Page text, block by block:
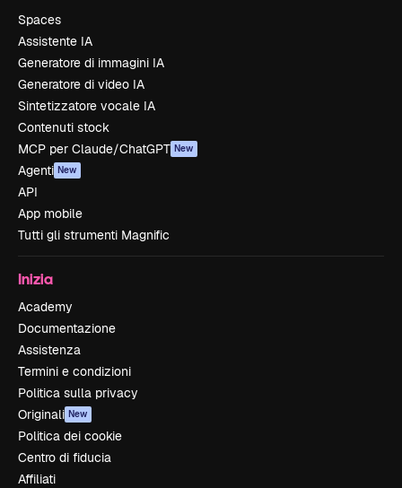
Spaces
Assistente IA
Generatore di immagini IA
Generatore di video IA
Sintetizzatore vocale IA
Contenuti stock
MCP per Claude/ChatGPT New
Agenti New
API
App mobile
Tutti gli strumenti Magnific
Inizia
Academy
Documentazione
Assistenza
Termini e condizioni
Politica sulla privacy
Originali New
Politica dei cookie
Centro di fiducia
Affiliati